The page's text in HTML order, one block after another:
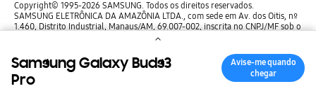
Samsung Galaxy Buds3
Pro
Avise-me quando
chegar
Copyright© 1995-2026 SAMSUNG. Todos os direitos reservados.
SAMSUNG ELETRÔNICA DA AMAZÔNIA LTDA., com sede em Av. dos Oitis, nº
1.460, Distrito Industrial, Manaus/AM, 69.007-002, inscrita no CNPJ/MF sob o